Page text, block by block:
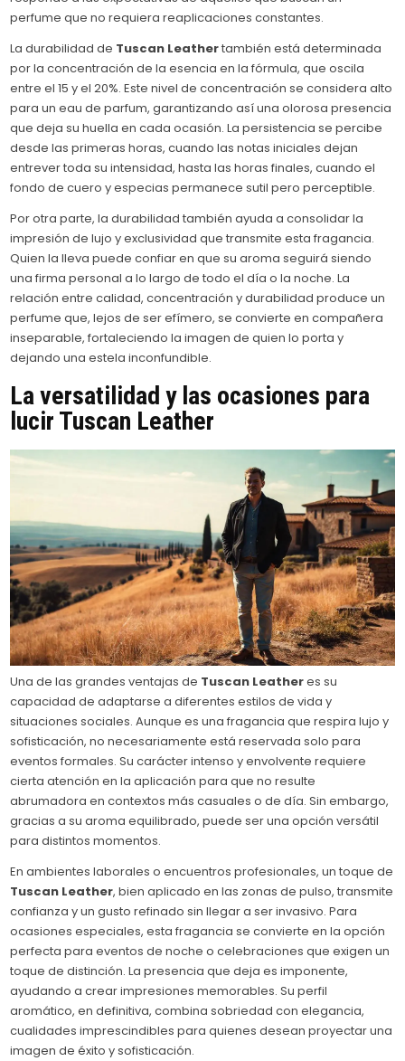
perfume que no requiera reaplicaciones constantes.
La durabilidad de Tuscan Leathertambién está determinada
por la concentración de la esencia en la fórmula, que oscila
entre el 15 y el 20%. Este nivel de concentración se considera alto
para un eau de parfum, garantizando así una olorosa presencia
que deja su huella en cada ocasión. La persistencia se percibe
desde las primeras horas, cuando las notas iniciales dejan
entrever toda su intensidad, hasta las horas finales, cuando el
fondo de cuero y especias permanece sutil pero perceptible.
Por otra parte, la durabilidad también ayuda a consolidar la
impresión de lujo y exclusividad que transmite esta fragancia.
Quien la lleva puede confiar en que su aroma seguirá siendo
una firma personal a lo largo de todo el día o la noche. La
relación entre calidad, concentración y durabilidad produce un
perfume que, lejos de ser efímero, se convierte en compañera
inseparable, fortaleciendo la imagen de quien lo porta y
dejando una estela inconfundible.
La versatilidad y las ocasiones para
lucir Tuscan Leather
Una de las grandes ventajas de Tuscan Leatheres su
capacidad de adaptarse a diferentes estilos de vida y
situaciones sociales. Aunque es una fragancia que respira lujo y
sofisticación, no necesariamente está reservada solo para
eventos formales. Su carácter intenso y envolvente requiere
cierta atención en la aplicación para que no resulte
abrumadora en contextos más casuales o de día. Sin embargo,
gracias a su aroma equilibrado, puede ser una opción versátil
para distintos momentos.
En ambientes laborales o encuentros profesionales, un toque de
Tuscan Leather, bien aplicado en las zonas de pulso, transmite
confianza y un gusto refinado sin llegar a ser invasivo. Para
ocasiones especiales, esta fragancia se convierte en la opción
perfecta para eventos de noche o celebraciones que exigen un
toque de distinción. La presencia que deja es imponente,
ayudando a crear impresiones memorables. Su perfil
aromático, en definitiva, combina sobriedad con elegancia,
cualidades imprescindibles para quienes desean proyectar una
imagen de éxito y sofisticación.